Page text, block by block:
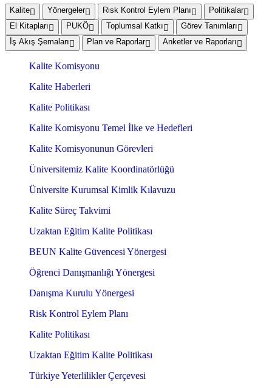
Kalite Yönergeler Risk Kontrol Eylem Planı
Politikalar
El Kitapları
PUKÖ Toplumsal Katkı
Görev Tanımları
İş Akış Şemaları
Plan ve Raporlar Anketler ve Raporları
Kalite Komisyonu
Kalite Haberleri
Kalite Politikası
Kalite Komisyonu Temel İlke ve Hedefleri
Kalite Komisyonunun Görevleri
Üniversitemiz Kalite Koordinatörlüğü
Üniversite Kurumsal Kimlik Kılavuzu
Kalite Süreç Takvimi
Uzaktan Eğitim Kalite Politikası
BEUN Kalite Güvencesi Yönergesi
Öğrenci Danışmanlığı Yönergesi
Danışma Kurulu Yönergesi
Risk Kontrol Eylem Planı
Kalite Politikası
Uzaktan Eğitim Kalite Politikası
Türkiye Yeterlilikler Çerçevesi